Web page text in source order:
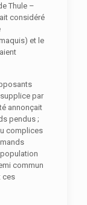
Thule –
considéré
et le
par
annonçait
pendus ;
complices
commun
ces